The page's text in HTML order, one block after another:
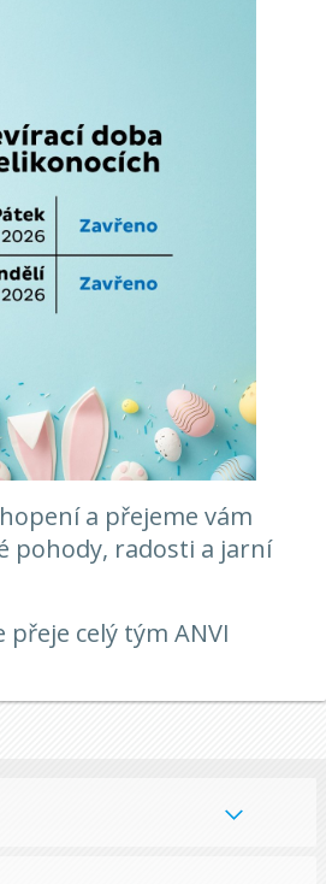
a přejeme vám
pohody, radosti a jarní
přeje celý tým ANVI